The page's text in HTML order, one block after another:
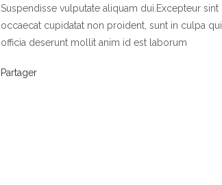
Suspendisse vulputate aliquam dui.Excepteur sint
occaecat cupidatat non proident, sunt in culpa qui
officia deserunt mollit anim id est laborum
Partager